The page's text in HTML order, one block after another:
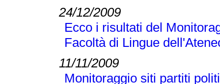
24/12/2009
Ecco i risultati del
Facoltà di Lingue
11/11/2009
Monitoraggio siti partiti